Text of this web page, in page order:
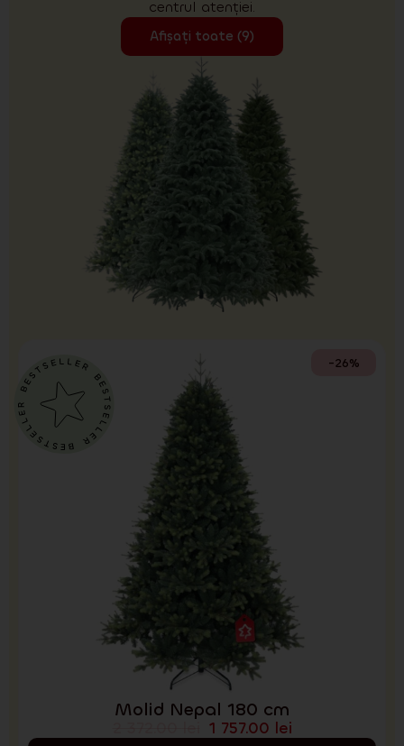
centrul atenției.
Afișați toate (9)
-26%
Molid Nepal 180 cm
1 757.00 lei